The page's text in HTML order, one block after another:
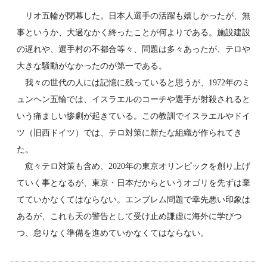
リオ五輪が閉幕した。日本人選手の活躍も嬉しかったが、無
事というか、大過なかく終ったことが何よりである。施設建設
の遅れや、選手村の不都合等々、問題は多々あったが、テロや
大きな騒動がなかったのが第一である。
我々の世代の人には記憶に残っていると思うが、1972年のミ
ュンヘン五輪では、イスラエルのコーチや選手が射殺されると
いう痛ましい惨劇が起きている。この教訓でイスラエルやドイ
ツ（旧西ドイツ）では、テロ対策に新たな組織が作られてき
た。
愈々テロ対策も含め、2020年の東京オリンピックを創り上げ
ていく事となるが、東京・日本だからというオゴリを先ずは棄
てていかなくてはならない。エンブレム問題で幸先悪い印象は
あるが、これも天の警告として受け止め謙虚に海外に学びつ
つ、怠りなく準備を進めていかなくてはならない。